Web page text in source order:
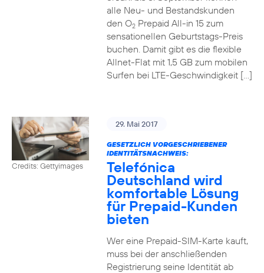
alle Neu- und Bestandskunden
den O2Prepaid All-in 15 zum
sensationellen Geburtstags-Preis
buchen. Damit gibt es die flexible
Allnet-Flat mit 1,5 GB zum mobilen
Surfen bei LTE-Geschwindigkeit […]
Credits: Gettyimages
29. Mai 2017
GESETZLICH VORGESCHRIEBENER
IDENTITÄTSNACHWEIS:
Telefónica
Deutschland wird
komfortable Lösung
für Prepaid-Kunden
bieten
Wer eine Prepaid-SIM-Karte kauft,
muss bei der anschließenden
Registrierung seine Identität ab